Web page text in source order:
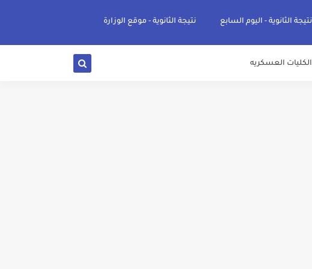
نتيجة الثانوية - اليوم السابع نتيجة الثانوية - موقع الوزارة
الكليات العسكريه